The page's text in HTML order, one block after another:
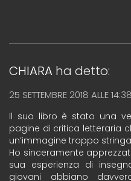
CHIARA ha detto:
25 SETTEMBRE 2018 ALLE 14:38
Il suo libro è stato una
pagine di critica letteraria
un’immagine troppo
Ho sinceramente
sua esperienza di
giovani abbiano